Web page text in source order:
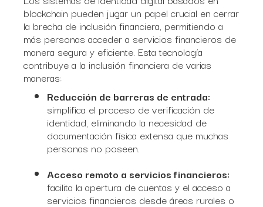
blockchain pueden jugar un papel crucial en cerrar
la brecha de inclusión financiera, permitiendo a
más personas acceder a servicios financieros de
manera segura y eficiente. Esta tecnología
contribuye a la inclusión financiera de varias
maneras:
Reducción de barreras de entrada:
simplifica el proceso de verificación de
identidad, eliminando la necesidad de
documentación física extensa que muchas
personas no poseen.
Acceso remoto a servicios financieros:
facilita la apertura de cuentas y el acceso a
servicios financieros desde áreas rurales o